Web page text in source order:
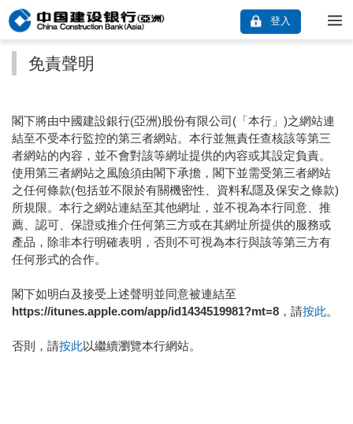
登入
免責聲明
閣下將由中國建設銀行(亞洲)股份有限公司(「本行」)之網站連
結至不受本行監控的第三者網站。本行並無責任查核該等第三
者網站的內容，並不會對該等網址提供的內容或其設定負責。
使用第三者網站之風險須由閣下承擔，閣下並需受第三者網站
之任何條款(包括並不限於有關機密性、資料私隱及保安之條款)
所規限。本行之網站連結至其他網址，並不視為本行同意、推
薦、認可、保證或推介任何第三方或在其網址所提供的服務或
產品，除非本行明確表明，否則不可視為本行與該等第三方有
任何形式的合作。
閣下如明白及接受上述聲明並同意被連結至
https://itunes.apple.com/app/id1434519981?mt=8 ，請按此。
否則，請按此以繼續瀏覽本行網站。